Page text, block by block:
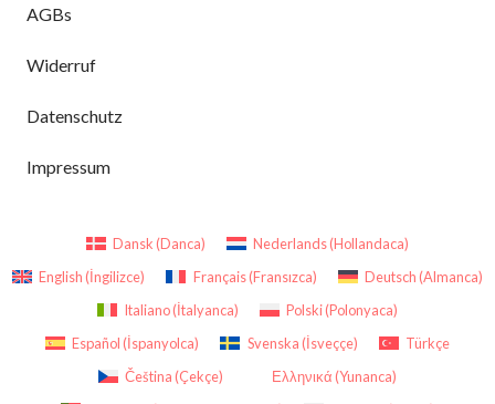
AGBs
Widerruf
Datenschutz
Impressum
Dansk (Danca) Nederlands(Hollandaca)
English (İngilizce) Français(Fransızca) Deutsch (Almanca)
Italiano(İtalyanca) Polski(Polonyaca)
Español (İspanyolca) Svenska (İsveççe)
Türkçe
Čeština (Çekçe) Ελληνικά (Yunanca)